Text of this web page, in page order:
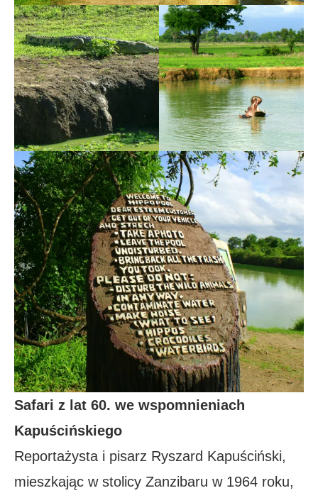
Safari z lat 60. we wspomnieniach
Kapuścińskiego
Reportażysta i pisarz Ryszard Kapuściński,
mieszkając w stolicy Zanzibaru w 1964 roku,